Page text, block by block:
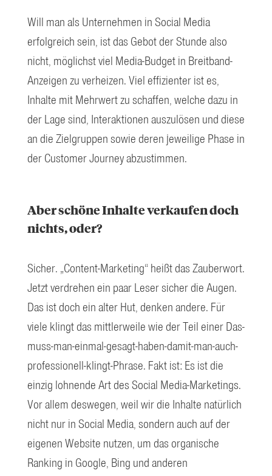
Will man als Unternehmen in Social Media
erfolgreich sein, ist das Gebot der Stunde also
nicht, möglichst viel Media-Budget in Breitband-
Anzeigen zu verheizen. Viel effizienter ist es,
Inhalte mit Mehrwert zu schaffen, welche dazu in
der Lage sind, Interaktionen auszulösen und diese
an die Zielgruppen sowie deren jeweilige Phase in
der Customer Journey abzustimmen.
Aber schöne Inhalte verkaufen doch
nichts, oder?
Sicher. „Content-Marketing“ heißt das Zauberwort.
Jetzt verdrehen ein paar Leser sicher die Augen.
Das ist doch ein alter Hut, denken andere. Für
viele klingt das mittlerweile wie der Teil einer Das-
muss-man-einmal-gesagt-haben-damit-man-auch-
professionell-klingt-Phrase. Fakt ist: Es ist die
einzig lohnende Art des Social Media-Marketings.
Vor allem deswegen, weil wir die Inhalte natürlich
nicht nur in Social Media, sondern auch auf der
eigenen Website nutzen, um das organische
Ranking in Google, Bing und anderen